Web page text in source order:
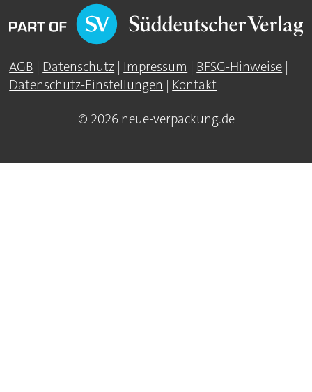
AGB | Datenschutz | Impressum | BFSG-Hinweise |
Datenschutz-Einstellungen | Kontakt
© 2026 neue-verpackung.de